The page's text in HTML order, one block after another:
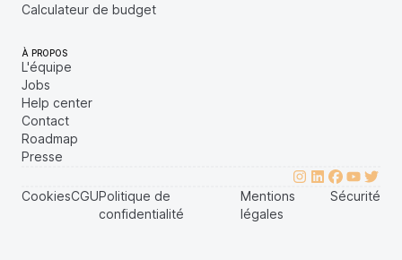
Calculateur de budget
À PROPOS
L'équipe
Jobs
Help center
Contact
Roadmap
Presse
CookiesCGUPolitique de
confidentialité
Mentions
légales
Sécurité